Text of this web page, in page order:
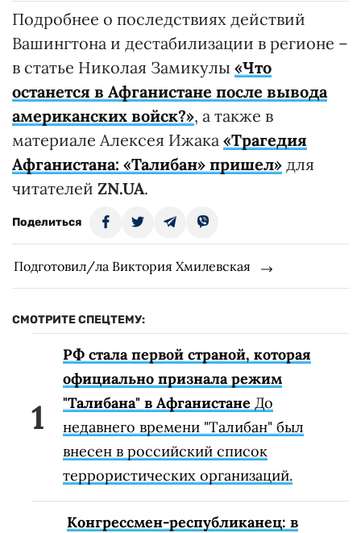
Подробнее о последствиях действий
Вашингтона и дестабилизации в регионе –
в статье Николая Замикулы «Что
останется в Афганистане после вывода
американских войск?», а также в
материале Алексея Ижака «Трагедия
Афганистана: «Талибан» пришел» для
читателей ZN.UA.
Поделиться
Подготовил/ла Виктория Хмилевская
СМОТРИТЕ СПЕЦТЕМУ:
РФ стала первой страной, которая
официально признала режим
"Талибана" в Афганистане До
недавнего времени "Талибан" был
внесен в российский список
террористических организаций.
Конгрессмен-республиканец: в